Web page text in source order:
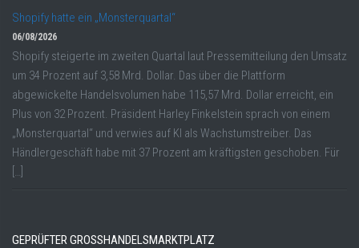
Shopify hatte ein „Monsterquartal“
06/08/2026
Shopify steigerte im zweiten Quartal laut Pressemitteilung den Umsatz
um 34 Prozent auf 3,58 Mrd. Dollar. Das über die Plattform
abgewickelte Handelsvolumen habe 115,57 Mrd. Dollar erreicht, ein
Plus von 32 Prozent. Präsident Harley Finkelstein sprach von einem
„Monsterquartal“ und verwies auf KI als Wachstumstreiber. Das
Händlergeschäft habe mit 37 Prozent am kräftigsten geschoben. Für
GEPRÜFTER GROSSHANDELSMARKTPLATZ